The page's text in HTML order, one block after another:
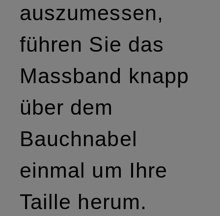
auszumessen,
führen Sie das
Massband knapp
über dem
Bauchnabel
einmal um Ihre
Taille herum.